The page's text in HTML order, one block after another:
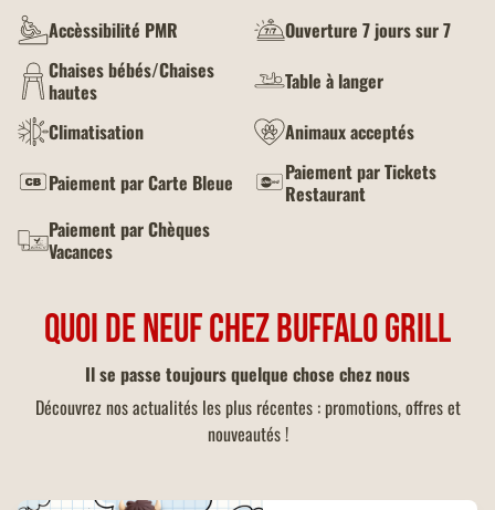
Accèssibilité PMR
Ouverture 7 jours sur 7
Chaises bébés/Chaises
hautes
Table à langer
Climatisation
Animaux acceptés
Paiement par Carte Bleue
Paiement par Tickets
Restaurant
Paiement par Chèques
Vacances
QUOI DE NEUF CHEZ BUFFALO GRILL
Il se passe toujours quelque chose chez nous
Découvrez nos actualités les plus récentes : promotions, offres et
nouveautés !